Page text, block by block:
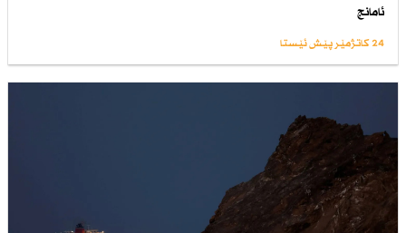
ئامانج
24 کاتژمێر پێش ئێستا